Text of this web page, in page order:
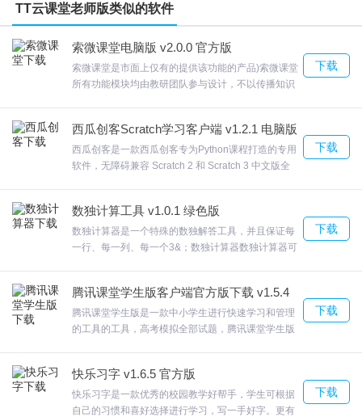
2.积分商城,学生可通过签到、观看微课、历史课堂等凡是获取积
3.在线作业批改,给老师以“板书+图文+音视频注释”多样化的批改方
式，让作业批改更高效，更有趣、更有针对性。
1.学校刚开班，我该如何创建班级和教师？
2) 进入班级列表添加班级并选择班级教师
1) 张三老师在A1分校，但在A2分校班级有课程
2) A2分校助理进入班级列表，点击应进入阶段的班级列表，添加新
3) 在查到的班级数据操作栏点击编辑，在[授课教师] 选择分校，选
择分校中的教师后保存即可
TT云课堂老师版类似的软件
索微课堂电脑版 v2.0.0 官方版
索微课堂是市面上仅有的提供该功能的产品)索微课堂
所有功能模块均由教研团队参与设计，不以传播知识
分没通过我们第一个不同意！索微课堂可以在软件学
习医学相关的题目，可以学习金融相关的题目软件具
有的题目非常多，满足大部分需要考试培训的用户需
下载
西瓜创客Scratch学习客户端 v1.2.1 电脑版
西瓜创客是一款西瓜创客专为Python课程打造的专用
软件，无障碍兼容 Scratch 2 和 Scratch 3 中文版全
发展看得见，欢迎来合众软件园下载体验。
下载
数独计算工具 v1.0.1 绿色版
数独计算器是一个特殊的数独解答工具，并且保证每
一行、每一列、每一个3&；数独计算器数独计算器可
的难题数独游戏的计算器，欢迎来合众软件园下载体
验。
下载
腾讯课堂学生版客户端官方版下载 v1.5.4
腾讯课堂学生版是一款中小学生进行快速学习和管理
的工具的工具，高考模拟全部试题，腾讯课堂学生版
验，欢迎来合众软件园下载体验。
下载
快乐习字 v1.6.5 官方版
快乐习字是一款优秀的校园教学好帮手，学生可根据
自己的习惯和喜好选择进行学习，写一手好字。更有
下载